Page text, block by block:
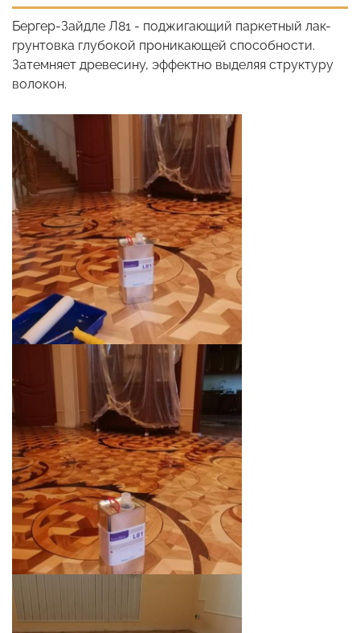
Бергер-Зайдле Л81 - поджигающий паркетный лак-
грунтовка глубокой проникающей способности.
Затемняет древесину, эффектно выделяя структуру
волокон.